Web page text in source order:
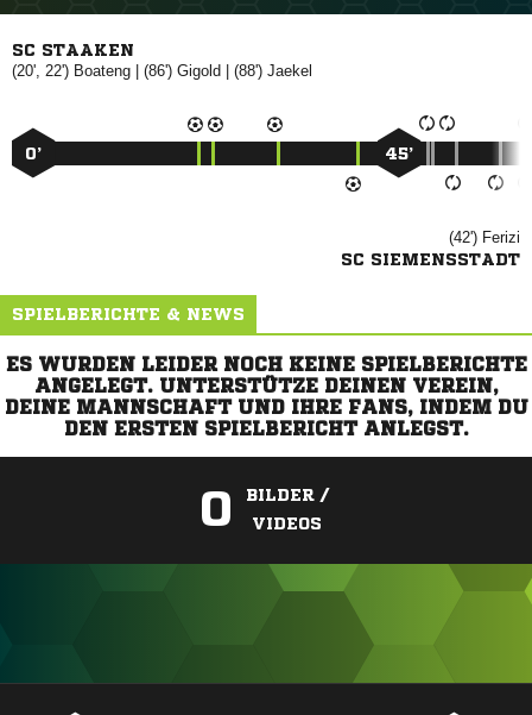
SC STAAKEN
(20', 22')  | (86')  | (88') 
0’ 45’
(42') 
SC SIEMENSSTADT
SPIELBERICHTE & NEWS
ES WURDEN LEIDER NOCH KEINE SPIELBERICHTE
ANGELEGT. UNTERSTÜTZE DEINEN VEREIN,
DEINE MANNSCHAFT UND IHRE FANS, INDEM DU
DEN ERSTEN SPIELBERICHT ANLEGST.
0
BILDER /
VIDEOS